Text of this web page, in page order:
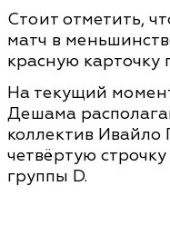
Стоит отметить,
матч в
красную
На текущий
Дешама
коллектив Ивайло
четвёртую
группы D.